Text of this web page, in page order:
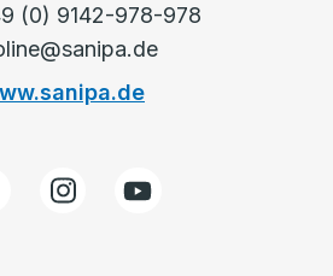
(0) 9142-978-978